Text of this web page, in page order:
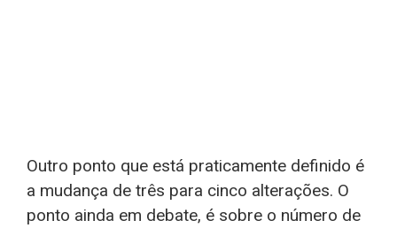
Outro ponto que está praticamente definido é
a mudança de três para cinco alterações. O
ponto ainda em debate, é sobre o número de